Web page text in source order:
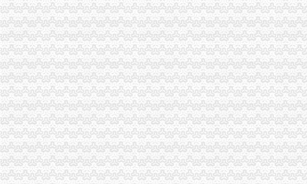
个体工商营业执照注销申请表.doc下载-支持高清免费浏览-max文档
重庆代办公司
重庆资质代办_电力资质代办_建筑施工资质代办公司-重庆扬智企业管
山东东方动力有限公司重庆代理_电话_地址_网站—广材网
【58同城】重庆工商注册_公司注册代理_代办注册公司价格
税务注销
税务注销所需时间
四川成都代办税务注销要哪些材料？-百姓生活网
税务注销,税务登记注销报告,税务登记注销清算鉴证报告-
重庆税务注销
【税收管理】重庆市地方税务局关于印发《“三证合一、一照一码”
重庆会计五大税务术语-vc资本的文章【一览职业社区】
【注册注销工商税务办理代理记账做账纳税申报】-代理记帐-海口赶集网